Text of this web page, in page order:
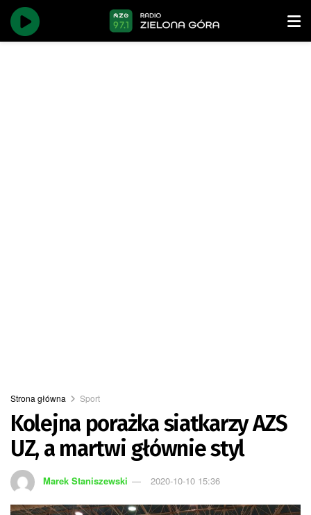
Strona główna Sport
Kolejna porażka siatkarzy AZS
UZ, a martwi głównie styl
Marek Staniszewski 2020-10-10 15:36